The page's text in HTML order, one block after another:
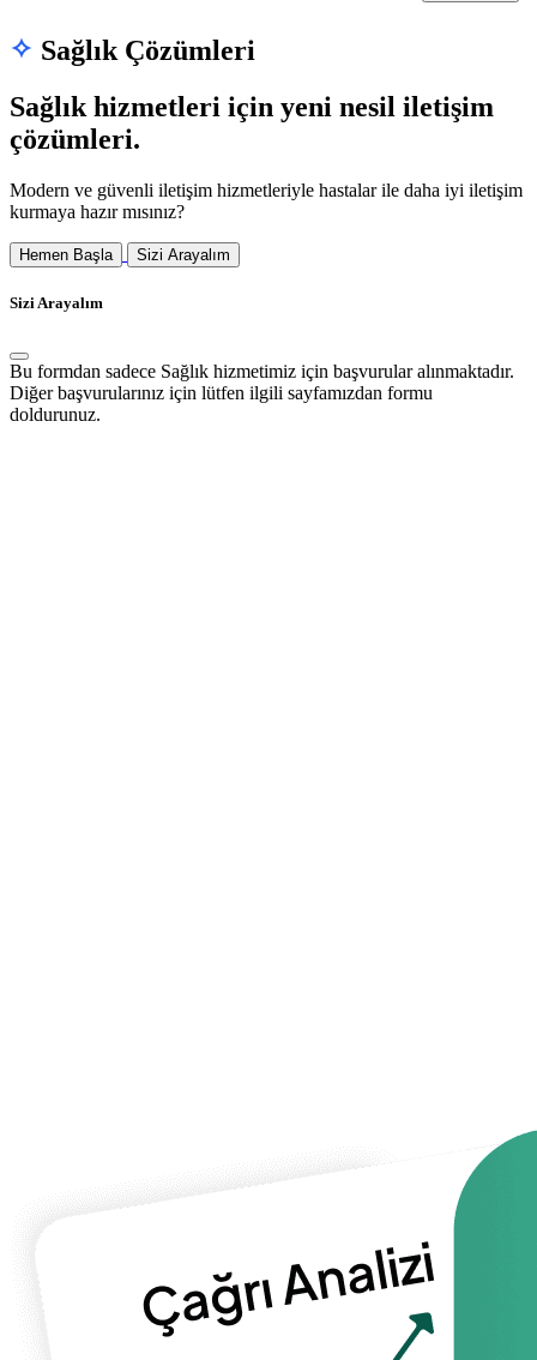
Sağlık Çözümleri
Sağlık hizmetleri için yeni nesil iletişim
çözümleri.
Modern ve güvenli iletişim hizmetleriyle hastalar ile daha iyi iletişim
kurmaya hazır mısınız?
Hemen Başla Sizi Arayalım
Sizi Arayalım
Bu formdan sadece Sağlık hizmetimiz için başvurular alınmaktadır.
Diğer başvurularınız için lütfen ilgili sayfamızdan formu
doldurunuz.